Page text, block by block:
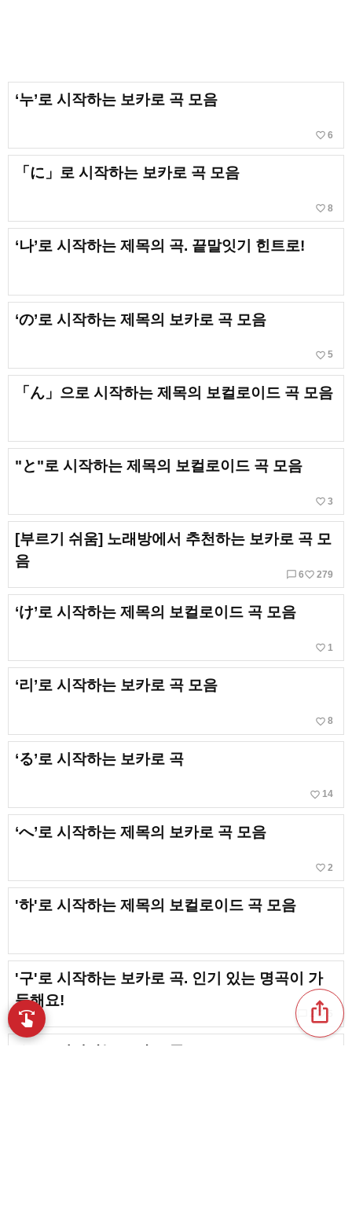
‘누’로 시작하는 보카로 곡 모음
favorite_border 6
「に」로 시작하는 보카로 곡 모음
favorite_border 8
‘나’로 시작하는 제목의 곡. 끝말잇기 힌트로!
‘の’로 시작하는 제목의 보카로 곡 모음
favorite_border 5
「ん」으로 시작하는 제목의 보컬로이드 곡 모음
"と"로 시작하는 제목의 보컬로이드 곡 모음
favorite_border 3
[부르기 쉬움] 노래방에서 추천하는 보카로 곡 모
음
chat_bubble_outline 6favorite_border 279
‘け’로 시작하는 제목의 보컬로이드 곡 모음
favorite_border 1
‘리’로 시작하는 보카로 곡 모음
favorite_border 8
‘る’로 시작하는 보카로 곡
favorite_border 14
‘へ’로 시작하는 제목의 보카로 곡 모음
favorite_border 2
'하'로 시작하는 제목의 보컬로이드 곡 모음
'구'로 시작하는 보카로 곡. 인기 있는 명곡이 가
득해요!
favorite_border
ios_share
swipe 손끝으로 음악을 탐색